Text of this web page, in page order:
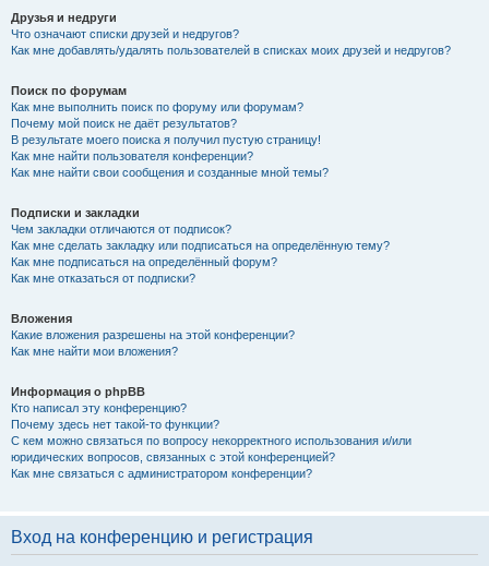
Друзья и недруги
Что означают списки друзей и недругов?
Как мне добавлять/удалять пользователей в списках моих друзей и недругов?
Поиск по форумам
Как мне выполнить поиск по форуму или форумам?
Почему мой поиск не даёт результатов?
В результате моего поиска я получил пустую страницу!
Как мне найти пользователя конференции?
Как мне найти свои сообщения и созданные мной темы?
Подписки и закладки
Чем закладки отличаются от подписок?
Как мне сделать закладку или подписаться на определённую тему?
Как мне подписаться на определённый форум?
Как мне отказаться от подписки?
Вложения
Какие вложения разрешены на этой конференции?
Как мне найти мои вложения?
Информация о phpBB
Кто написал эту конференцию?
Почему здесь нет такой-то функции?
С кем можно связаться по вопросу некорректного использования и/или
юридических вопросов, связанных с этой конференцией?
Как мне связаться с администратором конференции?
Вход на конференцию и регистрация